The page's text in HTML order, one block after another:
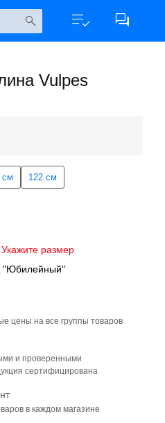
Vulpes
см 122 см
Укажите размер
"Юбилейный"
цены на все группы товаров
и проверенными
сертифицирована
в каждом магазине